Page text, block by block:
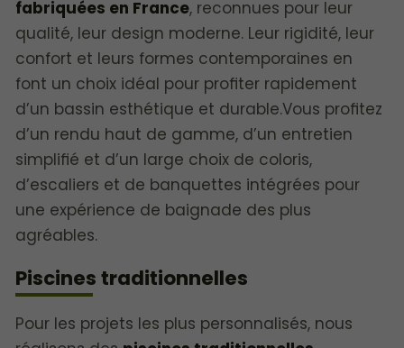
fabriquées en France, reconnues pour leur
qualité, leur design moderne. Leur rigidité, leur
confort et leurs formes contemporaines en
font un choix idéal pour profiter rapidement
d’un bassin esthétique et durable.Vous profitez
d’un rendu haut de gamme, d’un entretien
simplifié et d’un large choix de coloris,
d’escaliers et de banquettes intégrées pour
une expérience de baignade des plus
agréables.
Piscines traditionnelles
Pour les projets les plus personnalisés, nous